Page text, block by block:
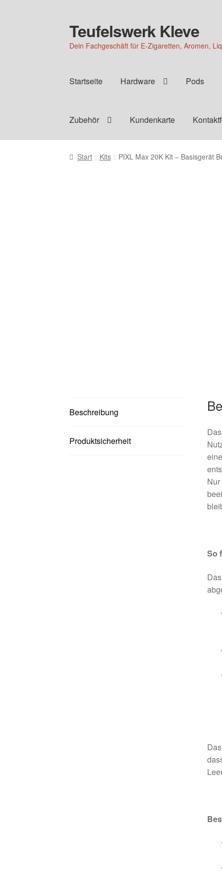
Zur
Navigation
springen
Zum
Inhalt
springen
Teufelswerk Kleve
Dein Fachgeschäft für E-Zigaretten, Aromen,
Startseite Hardware Pods
Zubehör Kundenkarte
Start Kits PIXL Max 20K Kit – Basisgerät
Beschreibung
Produktsicherheit
So